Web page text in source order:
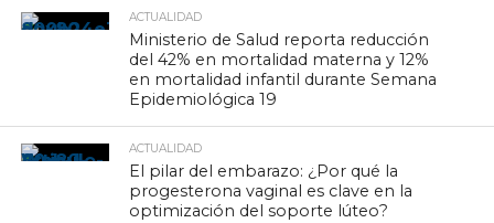
ACTUALIDAD
Ministerio de Salud reporta reducción
del 42% en mortalidad materna y 12%
en mortalidad infantil durante Semana
Epidemiológica 19
ACTUALIDAD
El pilar del embarazo: ¿Por qué la
progesterona vaginal es clave en la
optimización del soporte lúteo?